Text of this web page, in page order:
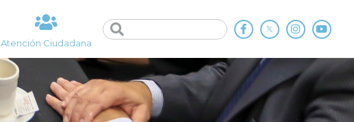
Atención Ciudadana